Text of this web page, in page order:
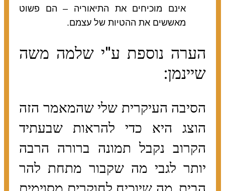
אינם מוכיחים את התיאוריה – הם פשוט
מאששים את ההטיות של עצמם.
הערה נוספת ע"י שלמה משה
שיינמן:
הסיבה העיקרית שלי שהמאמר הזה
הוצג היא כדי להראות שבעתיד
הקרוב נקבל תמונה ברורה הרבה
יותר לגבי מה שקבור מתחת להר